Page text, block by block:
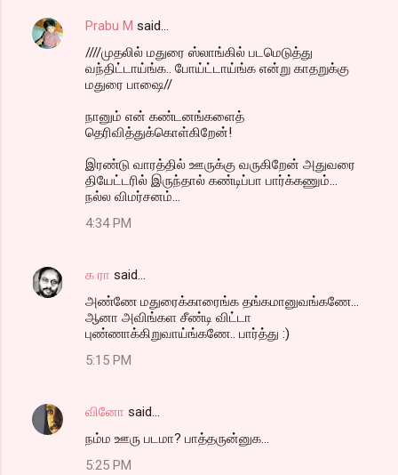
Prabu M said…
////முதலில் மதுரை ஸ்லாங்கில் படமெடுத்து
வந்திட்டாய்ங்க.. போய்ட்டாய்ங்க என்று காதறுக்கு
மதுரை பாஷை//
நானும் என் கண்டனங்களைத்
தெரிவித்துக்கொள்கிறேன்!
இரண்டு வாரத்தில் ஊருக்கு வருகிறேன் அதுவரை
தியேட்டரில் இருந்தால் கண்டிப்பா பார்க்கணும்...
நல்ல விமர்சனம்...
4:34 PM
க ரா said…
அண்ணே மதுரைக்காரைங்க தங்கமானுவங்கணே...
ஆனா அவிங்கள சீண்டி விட்டா
புண்ணாக்கிறுவாய்ங்கணே.. பார்த்து :)
5:15 PM
வினோ said…
நம்ம ஊரு படமா? பாத்தருன்னுக...
5:25 PM